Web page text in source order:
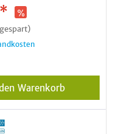
Warenkorb